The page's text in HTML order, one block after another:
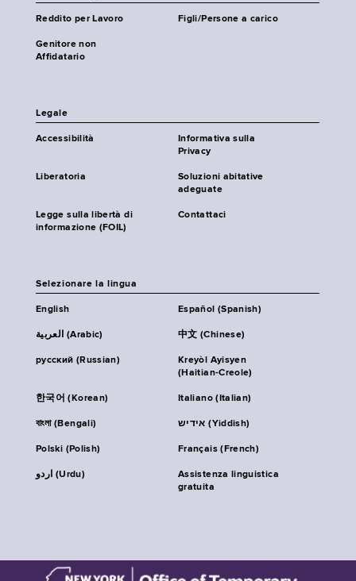
Reddito per Lavoro Figli/Persone a carico
Genitore non
Affidatario
Legale
Accessibilità
Informativa sulla
Privacy
Liberatoria
Soluzioni abitative
adeguate
Legge sulla libertà di
informazione (FOIL)
Contattaci
Selezionare la lingua
English Español (Spanish)
العربية (Arabic) 中文 (Chinese)
русский (Russian)
Kreyòl Ayisyen
(Haitian-Creole)
한국어 (Korean) Italiano (Italian)
বাংলা (Bengali) אידיש (Yiddish)
Polski (Polish) Français (French)
اردو (Urdu)
Assistenza linguistica
gratuita